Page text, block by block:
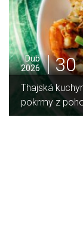
Dub
2026
30
Thajská
pokrmy z